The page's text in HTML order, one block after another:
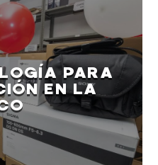
PARA
EN LA